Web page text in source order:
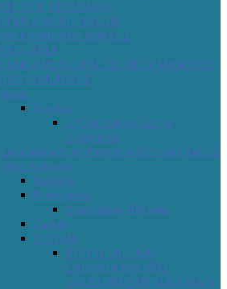
E CIDADANIA
MUNICIPAL DE
RURAL E
MUNICIPAL DE MEIO AMBIENTE
Rural
Eventos
1º Concurso do Café de
Alpinópolis
Coordenadoria de Proteção e Bem-estar Animal
Meio Ambiente
Relatório
Pneumáticos
Pneumáticos -Decretos
Contato
EDITAIS
EDITAL 001-2026
CADASTRAMENTO
COLETORES DE MATERIAIS